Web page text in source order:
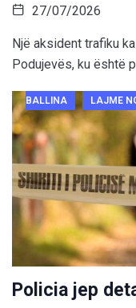
27/07/2026
Një aksident trafiku
Podujevës, ku është
BALLINA LAJME
Policia jep